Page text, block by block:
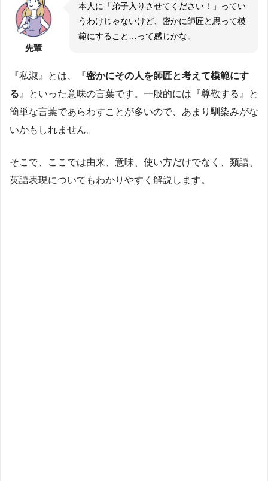
先輩
本人に「弟子入りさせてください！」ってい
うわけじゃないけど、密かに師匠と思って模
範にすること…って感じかな。
『私淑』とは、『密かにその人を師匠と考えて模範にす
る 』といった意味の言葉です。一般的には『尊敬する』と
簡単な言葉であらわすことが多いので、あまり馴染みがな
いかもしれません。
そこで、ここでは由来、意味、使い方だけでなく、類語、
英語表現についてもわかりやすく解説します。